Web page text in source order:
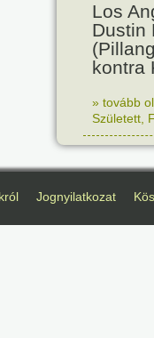
Los
Dustin
kontra
» tovább
Született
Jognyilatkozat